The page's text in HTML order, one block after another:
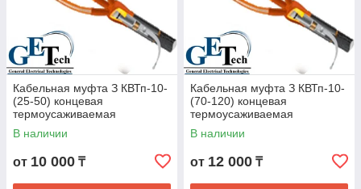
Кабельная муфта З КВТп-10-
(25-50) концевая
термоусаживаемая
В наличии
от 10 000 ₸
Кабельная муфта З КВТп-10-
(70-120) концевая
термоусаживаемая
В наличии
от 12 000 ₸